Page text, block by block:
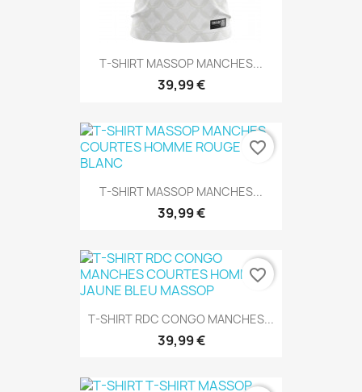
T-SHIRT MASSOP MANCHES...
39,99 €
T-SHIRT MASSOP MANCHES...
39,99 €
favorite_border
T-SHIRT RDC CONGO MANCHES...
39,99 €
favorite_border